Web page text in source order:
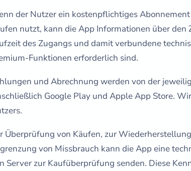
der Nutzer ein kostenpflichtiges
nutzt, kann die App Informationen über
des Zugangs und damit verbundene
Funktionen erforderlich sind.
und Abrechnung werden von der
Google Play und Apple App Store.
Überprüfung von Käufen, zur
von Missbrauch kann die App eine
Server zur Kaufüberprüfung senden. Diese